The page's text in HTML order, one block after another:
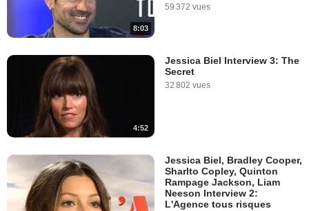
8:03
59 372 vues
4:52
Jessica Biel Interview 3: The
Secret
32 802 vues
Jessica Biel, Bradley Cooper,
Sharlto Copley, Quinton
Rampage Jackson, Liam
Neeson Interview 2:
L'Agence tous risques